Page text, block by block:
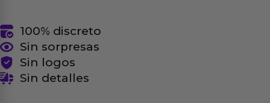
100% discreto
Sin sorpresas
Sin logos
Sin detalles